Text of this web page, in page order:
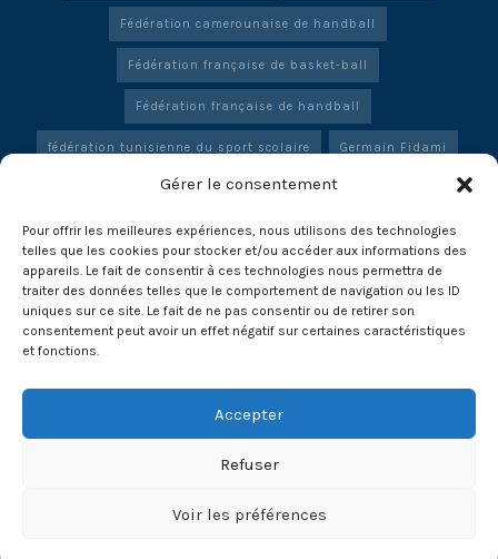
Gérer le consentement
Pour offrir les meilleures expériences, nous utilisons des technologies
telles que les cookies pour stocker et/ou accéder aux informations des
appareils. Le fait de consentir à ces technologies nous permettra de
traiter des données telles que le comportement de navigation ou les ID
uniques sur ce site. Le fait de ne pas consentir ou de retirer son
consentement peut avoir un effet négatif sur certaines caractéristiques
et fonctions.
Accepter
Refuser
Voir les préférences
Fédération camerounaise de handball
Fédération française de basket-ball
Fédération française de handball
fédération tunisienne du sport scolaire Germain Fidami
Honoré Komguem Karl Konan Marie Hoël
Maroc Massirigbe Koné Philippe Bana
Pregnon Hippolyte Armando Radouan Haddany
Reda Boutarchi Richard Billant Simplice Kouame
Sylvie Pascal-Lagarrigue
© 2025 Fondation HAVOBA - Contact-
Soutenez la FONDATION HAVOBA